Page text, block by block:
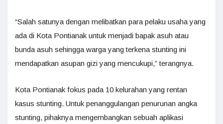
“Salah satunya dengan melibatkan para pelaku usaha yang
ada di Kota Pontianak untuk menjadi bapak asuh atau
bunda asuh sehingga warga yang terkena stunting ini
mendapatkan asupan gizi yang mencukupi,” terangnya.
Kota Pontianak fokus pada 10 kelurahan yang rentan
kasus stunting. Untuk penanggulangan penurunan angka
stunting, pihaknya mengembangkan sebuah aplikasi